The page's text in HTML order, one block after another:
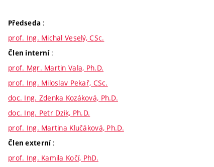
Předseda :
prof. Ing. Michal Veselý, CSc.
Člen interní :
prof. Mgr. Martin Vala, Ph.D.
prof. Ing. Miloslav Pekař, CSc.
doc. Ing. Zdenka Kozáková, Ph.D.
doc. Ing. Petr Dzik, Ph.D.
prof. Ing. Martina Klučáková, Ph.D.
Člen externí :
prof. Ing. Kamila Kočí, PhD.